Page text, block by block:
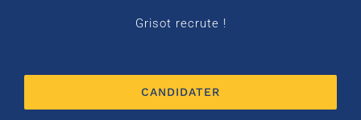
Grisot recrute !
CANDIDATER